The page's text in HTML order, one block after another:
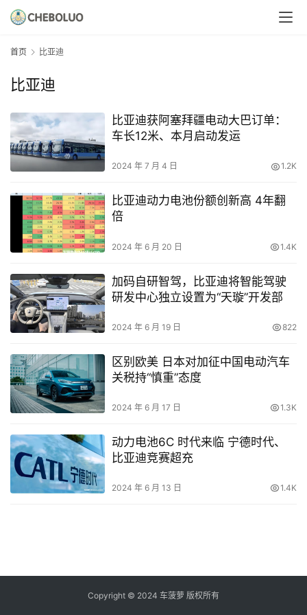
首页 比亚迪
比亚迪
比亚迪获阿塞拜疆电动大巴订单：
车长12米、本月启动发运
2024 年 7 月 4 日 1.2K
比亚迪动力电池份额创新高 4年翻
倍
2024 年 6 月 20 日 1.4K
加码自研智驾，比亚迪将智能驾驶
研发中心独立设置为“天璇”开发部
2024 年 6 月 19 日 822
区别欧美 日本对加征中国电动汽车
关税持“慎重”态度
2024 年 6 月 17 日 1.3K
动力电池6C 时代来临 宁德时代、
比亚迪竞赛超充
2024 年 6 月 13 日 1.4K
Copyright © 2024 车菠萝 版权所有